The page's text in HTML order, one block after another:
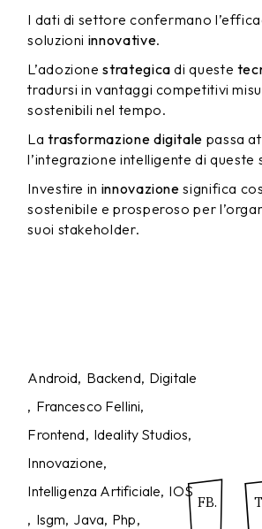
I dati di settore confermano
soluzioni innovative.
L’adozionestrategica di queste
tradursi in vantaggi competitivi
sostenibili nel tempo.
Latrasformazione digitale passa
l’integrazione intelligente di queste
Investire in innovazione significa
sostenibile e prosperoso per
suoi stakeholder.
Android Backend Digitale
Francesco Fellini
Frontend Ideality Studios
Innovazione
Intelligenza Artificiale IOS
Isgm Java Php
FB.